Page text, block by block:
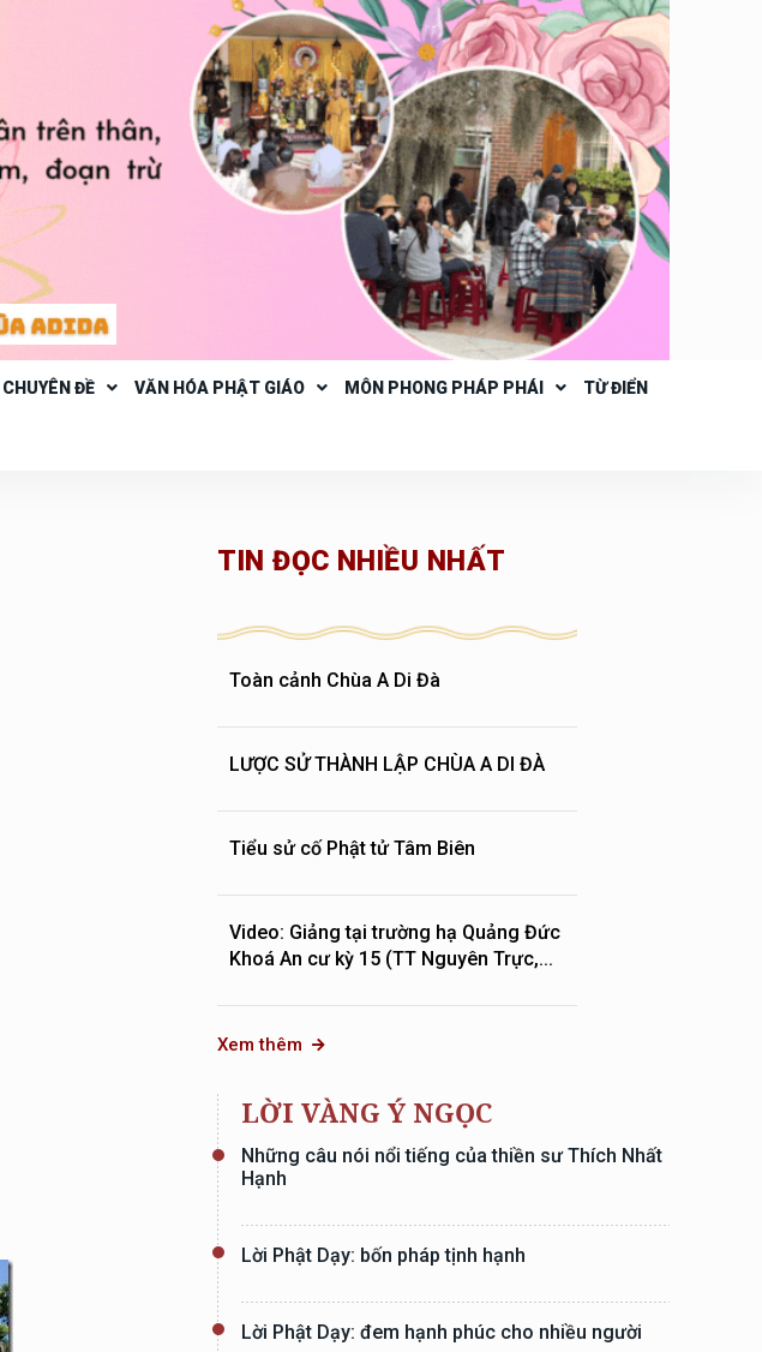
CHUYÊN ĐỀ VĂN HÓA PHẬT GIÁO MÔN PHONG PHÁP PHÁI TỪ ĐIỂN
TIN ĐỌC NHIỀU NHẤT
Toàn cảnh Chùa A Di Đà
LƯỢC SỬ THÀNH LẬP CHÙA A DI ĐÀ
Tiểu sử cố Phật tử Tâm Biên
Video: Giảng tại trường hạ Quảng Đức
Khoá An cư kỳ 15 (TT Nguyên Trực,...
Xem thêm
LỜI VÀNG Ý NGỌC
Những câu nói nổi tiếng của thiền sư Thích Nhất
Hạnh
Lời Phật Dạy: bốn pháp tịnh hạnh
Lời Phật Dạy: đem hạnh phúc cho nhiều người